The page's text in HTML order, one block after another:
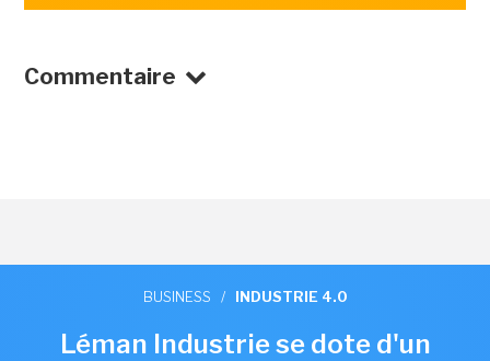
Commentaire
BUSINESS / INDUSTRIE 4.0
Léman Industrie se dote d'un